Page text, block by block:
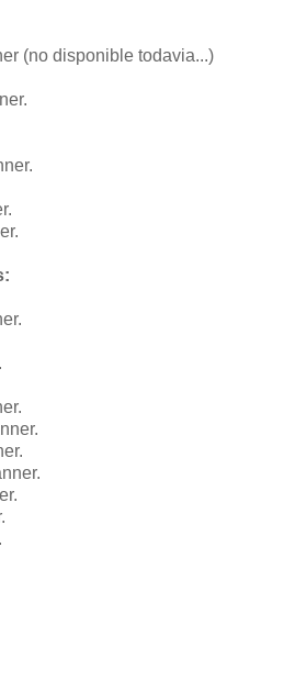
(no disponible todavia...)